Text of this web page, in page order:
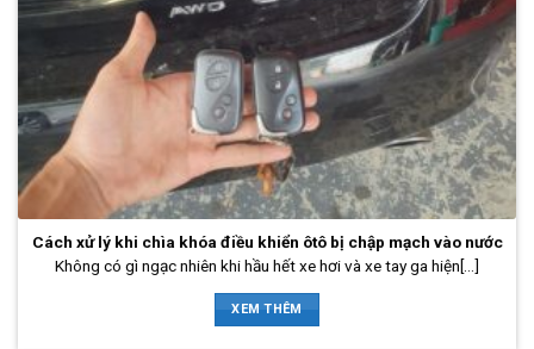
Cách xử lý khi chìa khóa điều khiển ôtô bị chập mạch vào nước
Không có gì ngạc nhiên khi hầu hết xe hơi và xe tay ga hiện[...]
XEM THÊM